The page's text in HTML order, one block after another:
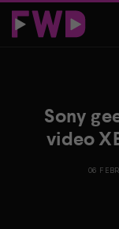
Sony
video
06